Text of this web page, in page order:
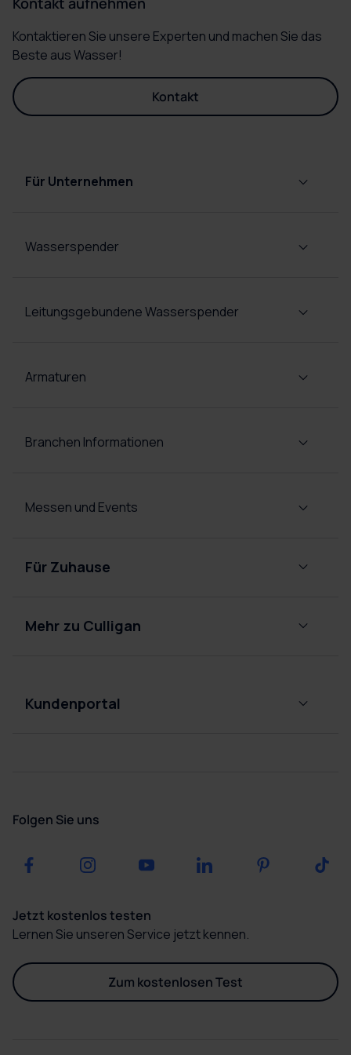
Kontaktieren Sie unsere Experten und machen Sie das
Beste aus Wasser!
Kontakt
Für Unternehmen
Wasserspender
Leitungsgebundene Wasserspender
Armaturen
Branchen Informationen
Messen und Events
Für Zuhause
Mehr zu Culligan
Rechner für
Umweltauswirkungen
Blog
Kundenportal
Angebot
anfragen
Downloads
Folgen Sie uns
Jetzt kostenlos testen
Lernen Sie unseren Service jetzt kennen.
Zum kostenlosen Test